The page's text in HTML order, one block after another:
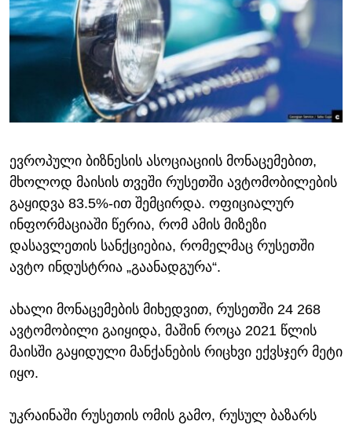
ᲮᲔᲓᲕᲐ ᲕᲐᲨᲘᲜᲒᲢᲝᲜᲘᲓᲐᲜ
ᲡᲢᲣᲓᲘᲐ ᲕᲐᲨᲘᲜᲒᲢᲝᲜᲘ
ᲞᲝᲚᲘᲢᲘᲙᲐ
ᲔᲙᲝᲜᲝᲛᲘᲙᲐ
ᲯᲐᲜᲛᲠᲗᲔᲚᲝᲑᲐ
ᲛᲔᲪᲜᲘᲔᲠᲔᲑᲐ
ᲙᲣᲚᲢᲣᲠᲐ
ᲒᲐᲚᲘᲚᲔᲝ
ᲓᲔᲖᲘᲜᲤᲝᲠᲛᲐᲪᲘᲐ
ᲠᲣᲡᲔᲗᲘᲡ ᲨᲔᲭᲠᲐ ᲣᲙᲠᲐᲘᲜᲐᲨᲘ
Learning English
ᲗᲕᲐᲚᲘ ᲒᲕᲐᲓᲔᲕᲜᲔᲗ
ენები
ევროპული ბიზნესის ასოციაციის მონაცემებით,
მხოლოდ მაისის თვეში რუსეთში ავტომობილების
გაყიდვა 83.5%-ით შემცირდა. ოფიციალურ
ინფორმაციაში წერია, რომ ამის მიზეზი
დასავლეთის სანქციებია, რომელმაც რუსეთში
ავტო ინდუსტრია „გაანადგურა“.
ახალი მონაცემების მიხედვით, რუსეთში 24 268
ავტომობილი გაიყიდა, მაშინ როცა 2021 წლის
მაისში გაყიდული მანქანების რიცხვი ექვსჯერ მეტი
იყო.
უკრაინაში რუსეთის ომის გამო, რუსულ ბაზარს